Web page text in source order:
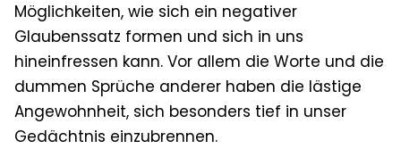
Möglichkeiten, wie sich ein negativer
Glaubenssatz formen und sich in uns
hineinfressen kann. Vor allem die Worte und die
dummen Sprüche anderer haben die lästige
Angewohnheit, sich besonders tief in unser
Gedächtnis einzubrennen.